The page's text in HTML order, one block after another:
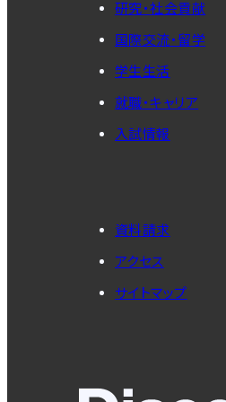
研究・社会貢献
国際交流・留学
学生生活
就職・キャリア
入試情報
資料請求
アクセス
サイトマップ